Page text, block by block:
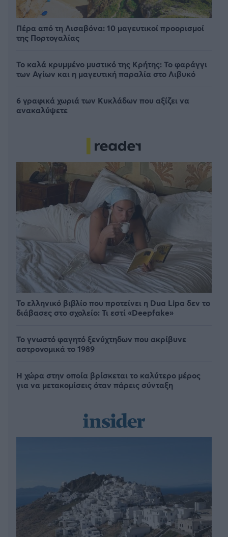
Πέρα από τη Λισαβόνα: 10 μαγευτικοί προορισμοί
της Πορτογαλίας
Το καλά κρυμμένο μυστικό της Κρήτης: Το φαράγγι
των Αγίων και η μαγευτική παραλία στο Λιβυκό
6 γραφικά χωριά των Κυκλάδων που αξίζει να
ανακαλύψετε
Το ελληνικό βιβλίο που προτείνει η Dua Lipa δεν το
διάβασες στο σχολείο: Τι εστί «Deepfake»
Το γνωστό φαγητό ξενύχτηδων που ακρίβυνε
αστρονομικά το 1989
Η χώρα στην οποία βρίσκεται το καλύτερο μέρος
για να μετακομίσεις όταν πάρεις σύνταξη